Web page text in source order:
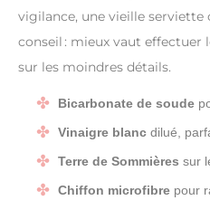
vigilance, une vieille serviette
conseil : mieux vaut effectuer
sur les moindres détails.
Bicarbonate de soude
Vinaigre blanc dilué,
Terre de Sommières sur
Chiffon microfibre pour